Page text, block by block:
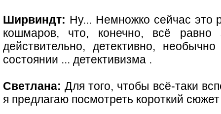
Ширвиндт: Ну... Немножко сейчас это
кошмаров, что, конечно, всё равно
действительно, детективно,
состоянии ... детективизма .
Светлана: Для того, чтобы всё-таки
я предлагаю посмотреть короткий